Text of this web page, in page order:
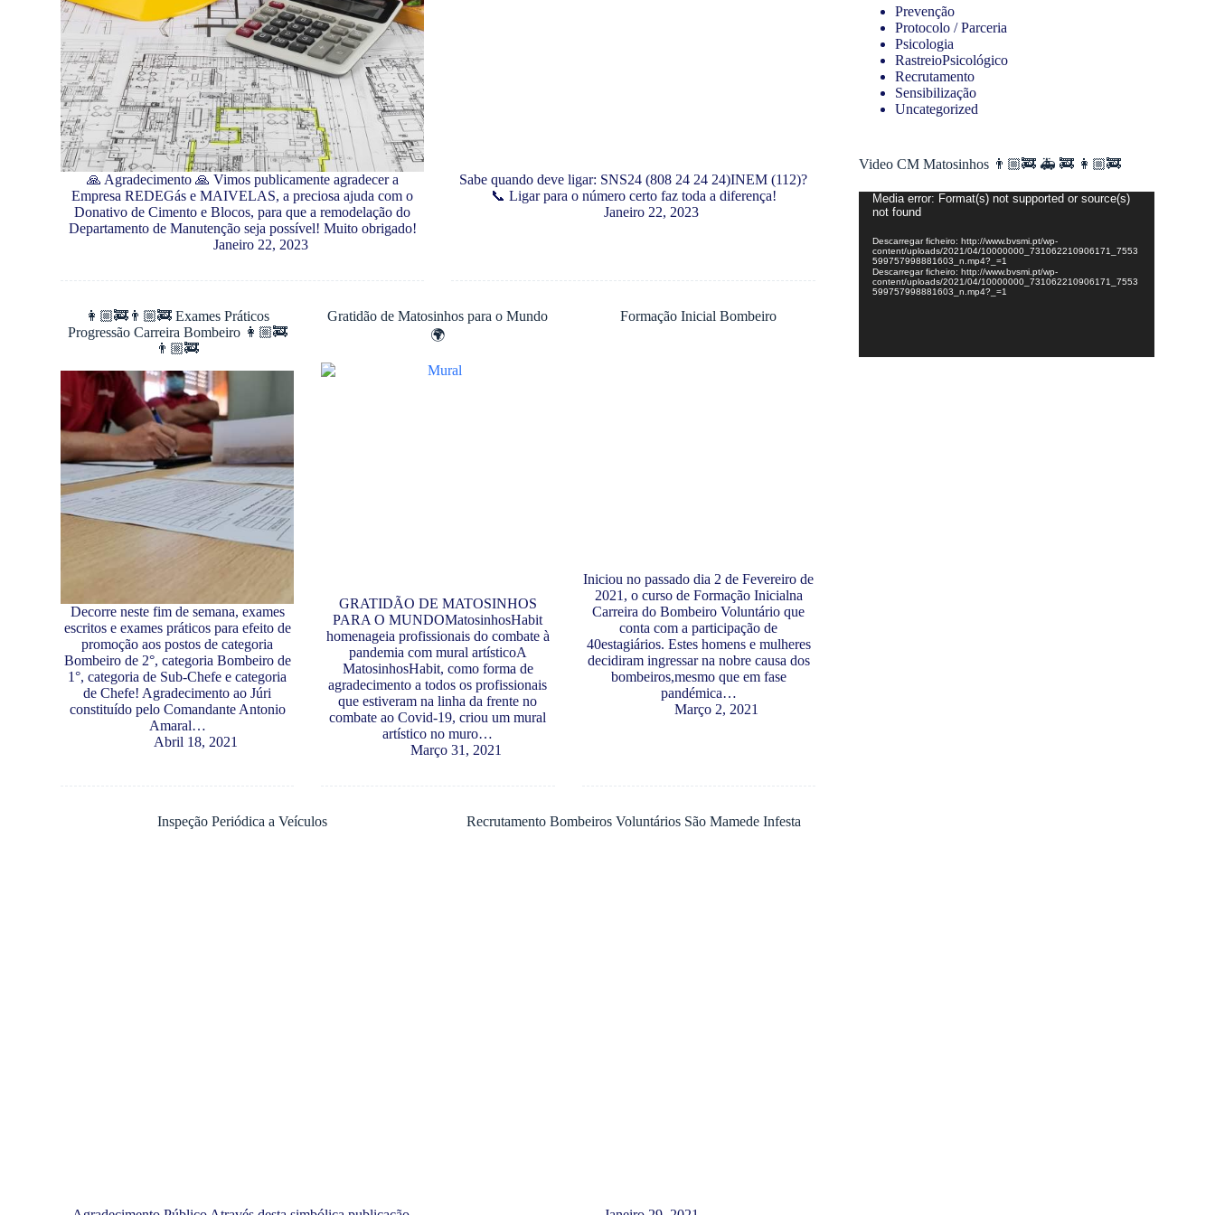
🙏 Agradecimento 🙏 Vimos publicamente agradecer a
Empresa REDEGás e MAIVELAS, a preciosa ajuda com o
Donativo de Cimento e Blocos, para que a remodelação do
Departamento de Manutenção seja possível! Muito obrigado!
Janeiro 22, 2023
Sabe quando deve ligar: SNS24 (808 24 24 24)INEM (112)?
📞 Ligar para o número certo faz toda a diferença!
Janeiro 22, 2023
👩🏼‍🚒👨🏼‍🚒 Exames Práticos
Progressão Carreira Bombeiro 👩🏼‍🚒
👨🏼‍🚒
Decorre neste fim de semana, exames
escritos e exames práticos para efeito de
promoção aos postos de categoria
Bombeiro de 2°, categoria Bombeiro de
1°, categoria de Sub-Chefe e categoria
de Chefe! Agradecimento ao Júri
constituído pelo Comandante Antonio
Amaral…
Abril 18, 2021
Gratidão de Matosinhos para o Mundo
🌍
GRATIDÃO DE MATOSINHOS
PARA O MUNDOMatosinhosHabit
homenageia profissionais do combate à
pandemia com mural artísticoA
MatosinhosHabit, como forma de
agradecimento a todos os profissionais
que estiveram na linha da frente no
combate ao Covid-19, criou um mural
artístico no muro…
Março 31, 2021
Formação Inicial Bombeiro
Iniciou no passado dia 2 de Fevereiro de
2021, o curso de Formação Inicialna
Carreira do Bombeiro Voluntário que
conta com a participação de
40estagiários. Estes homens e mulheres
decidiram ingressar na nobre causa dos
bombeiros,mesmo que em fase
pandémica…
Março 2, 2021
Inspeção Periódica a Veículos Recrutamento Bombeiros Voluntários São Mamede Infesta
Prevenção
Protocolo / Parceria
Psicologia
RastreioPsicológico
Recrutamento
Sensibilização
Uncategorized
Video CM Matosinhos 👨🏼‍🚒 🚑 🚒 👩🏼‍🚒
Reprodutor
Media error: Format(s) not supported or source(s)
not found
Descarregar ficheiro: http://www.bvsmi.pt/wp-
content/uploads/2021/04/10000000_731062210906171_7553
599757998881603_n.mp4?_=1
Descarregar ficheiro: http://www.bvsmi.pt/wp-
content/uploads/2021/04/10000000_731062210906171_7553
599757998881603_n.mp4?_=1